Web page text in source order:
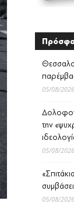
05/08/2026
την
05/08/2026
05/08/2026